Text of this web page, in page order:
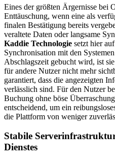
Eines der größten Ärgernisse bei
Enttäuschung, wenn eine als
finalen Bestätigung bereits
veraltete Daten oder langsame
Kaddie Technologie setzt hier
Synchronisation mit den
Abschlagszeit gebucht wird, ist
für andere Nutzer nicht mehr
garantiert, dass die angezeigten
verlässlich sind. Für den Nutzer
Buchung ohne böse
entscheidend, um ein
die Plattform von weniger
Stabile
Dienstes